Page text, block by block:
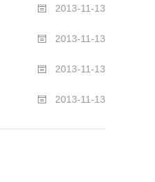
2013-11-13
2013-11-13
2013-11-13
2013-11-13